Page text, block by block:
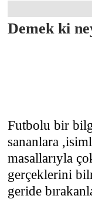
Demek ki
Futbolu bir
sananlara
masallarıyla
gerçeklerini
geride